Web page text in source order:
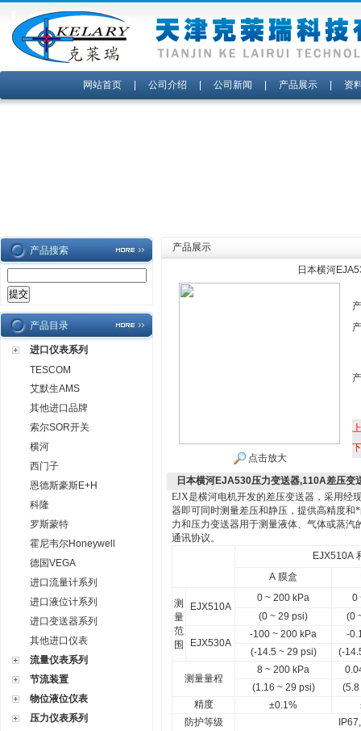
网站首页| 公司介绍 公司新闻 产品展示| 资
产品搜索
产品目录
进口仪表系列
TESCOM
艾默生AMS
其他进口品牌
索尔SOR开关
横河
西门子
恩德斯豪斯E+H
科隆
罗斯蒙特
霍尼韦尔Honeywell
德国VEGA
进口流量计系列
进口液位计系列
进口变送器系列
其他进口仪表
流量仪表系列
节流装置
物位液位仪表
压力仪表系列
产品展示
日本横河
点击放大
日本横河EJA530压力变送器,110A差压变
EJX是横河电机开发的差压变送器，采用经
器即可同时测量差压和静压，提供高精度和
力和压力变送器用于测量液体、气体或蒸汽
通讯协议。
EJX510A
A 膜盒
测
量
范
围
EJX510A
0 ~ 200 kPa
0
(0 ~ 29 psi)
(0
EJX530A
-100 ~ 200 kPa
-
(-14.5 ~ 29 psi)
(-
测量量程
8 ~ 200 kPa
(1.16 ~ 29 psi)
精度
±0.1%
防护等级